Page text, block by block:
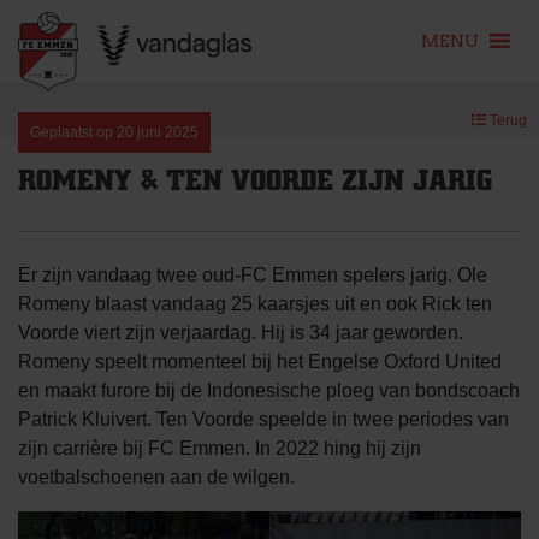
content
MENU
Geplaatst op 20 juni 2025
Terug
ROMENY & TEN VOORDE ZIJN JARIG
Er zijn vandaag twee oud-FC Emmen spelers jarig. Ole
Romeny blaast vandaag 25 kaarsjes uit en ook Rick ten
Voorde viert zijn verjaardag. Hij is 34 jaar geworden.
Romeny speelt momenteel bij het Engelse Oxford United
en maakt furore bij de Indonesische ploeg van bondscoach
Patrick Kluivert. Ten Voorde speelde in twee periodes van
zijn carrière bij FC Emmen. In 2022 hing hij zijn
voetbalschoenen aan de wilgen.